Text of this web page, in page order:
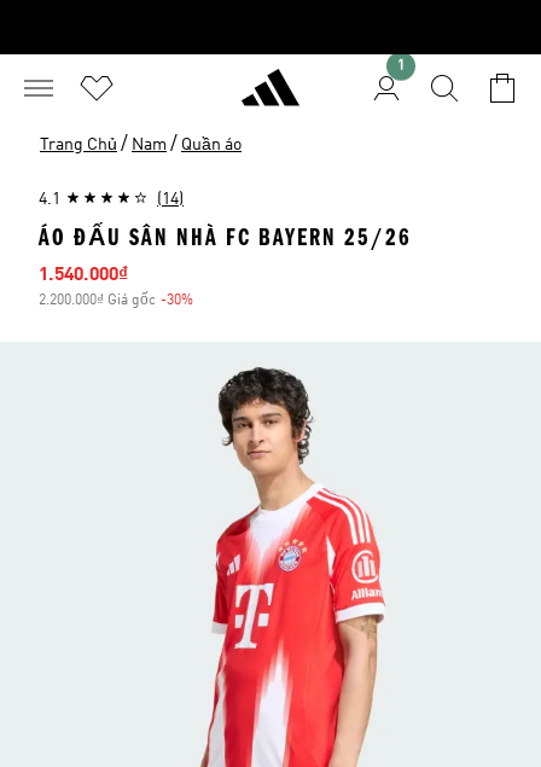
1
Trang Chủ / Nam / Quần áo
4.1 (14)
ÁO ĐẤU SÂN NHÀ FC BAYERN 25/26
Giá bán
1.540.000₫
2.200.000₫ Giá gốc -30%